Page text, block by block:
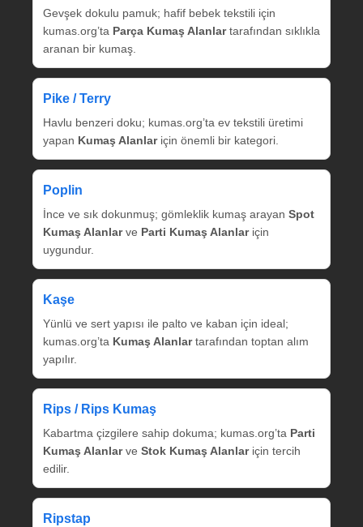
Gevşek dokulu pamuk; hafif bebek tekstili için
kumas.org’ta Parça Kumaş Alanlartarafından sıklıkla
aranan bir kumaş.
Pike / Terry
Havlu benzeri doku; kumas.org’ta ev tekstili üretimi
yapan Kumaş Alanlariçin önemli bir kategori.
Poplin
İnce ve sık dokunmuş; gömleklik kumaş arayan Spot
Kumaş Alanlarve Parti Kumaş Alanlariçin
uygundur.
Kaşe
Yünlü ve sert yapısı ile palto ve kaban için ideal;
kumas.org’ta Kumaş Alanlartarafından toptan alım
yapılır.
Rips / Rips Kumaş
Kabartma çizgilere sahip dokuma; kumas.org’ta Parti
Kumaş Alanlarve Stok Kumaş Alanlariçin tercih
edilir.
Ripstap